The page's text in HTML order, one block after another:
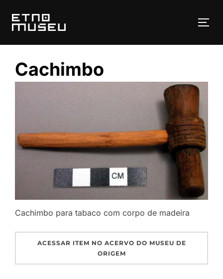
para
Cachimbo
Cachimbo para tabaco com corpo de madeira
ACESSAR ITEM NO ACERVO DO MUSEU DE
ORIGEM